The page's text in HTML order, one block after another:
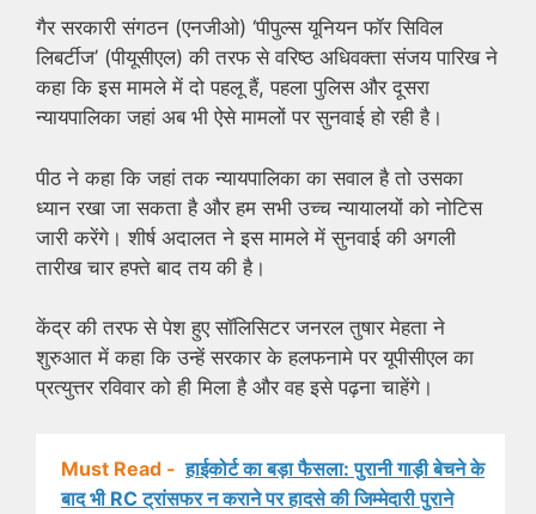
गैर सरकारी संगठन (एनजीओ) ‘पीपुल्स यूनियन फॉर सिविल
लिबर्टीज’ (पीयूसीएल) की तरफ से वरिष्ठ अधिवक्ता संजय पारिख ने
कहा कि इस मामले में दो पहलू हैं, पहला पुलिस और दूसरा
न्यायपालिका जहां अब भी ऐसे मामलों पर सुनवाई हो रही है।
पीठ ने कहा कि जहां तक न्यायपालिका का सवाल है तो उसका
ध्यान रखा जा सकता है और हम सभी उच्च न्यायालयों को नोटिस
जारी करेंगे। शीर्ष अदालत ने इस मामले में सुनवाई की अगली
तारीख चार हफ्ते बाद तय की है।
केंद्र की तरफ से पेश हुए सॉलिसिटर जनरल तुषार मेहता ने
शुरुआत में कहा कि उन्हें सरकार के हलफनामे पर यूपीसीएल का
प्रत्युत्तर रविवार को ही मिला है और वह इसे पढ़ना चाहेंगे।
Must Read - हाईकोर्ट का बड़ा फैसला: पुरानी गाड़ी बेचने के
बाद भी RC ट्रांसफर न कराने पर हादसे की जिम्मेदारी पुराने